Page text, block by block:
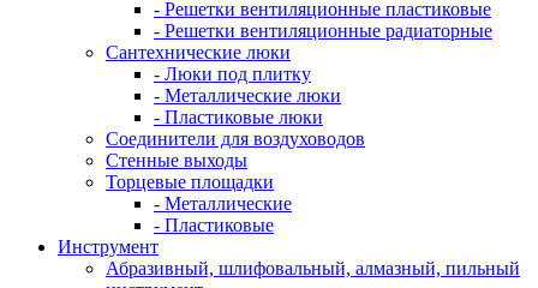
- Решетки вентиляционные пластиковые
- Решетки вентиляционные радиаторные
Сантехнические люки
- Люки под плитку
- Металлические люки
- Пластиковые люки
Соединители для воздуховодов
Стенные выходы
Торцевые площадки
- Металлические
- Пластиковые
Инструмент
Абразивный, шлифовальный, алмазный, пильный